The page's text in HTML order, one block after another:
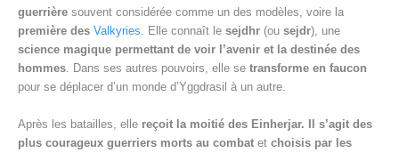
guerrière souvent considérée comme un des modèles, voire la
première des Valkyries. Elle connaît le sejdhr (ou sejdr), une
science magique permettant de voir l’avenir et la destinée des
hommes. Dans ses autres pouvoirs, elle se transforme en faucon
pour se déplacer d’un monde d’Yggdrasil à un autre.
Après les batailles, elle reçoit la moitié des Einherjar. Il s’agit des
plus courageux guerriers morts au combat et choisis par les